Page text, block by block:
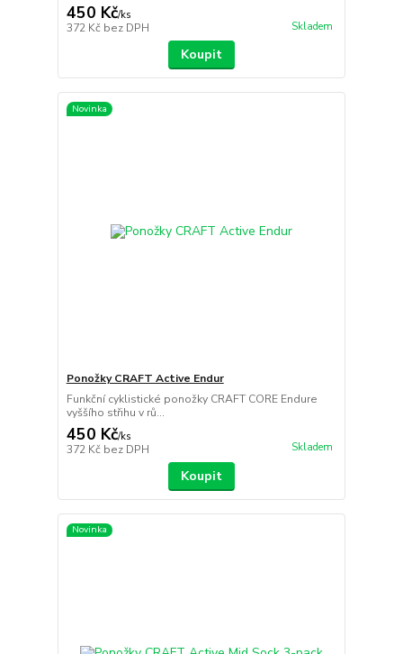
450 Kč/ks
372 Kč bez DPH Skladem
Koupit
Novinka
Ponožky CRAFT Active Endur
Funkční cyklistické ponožky CRAFT CORE Endure
vyššího střihu v rů...
450 Kč/ks
372 Kč bez DPH Skladem
Koupit
Novinka